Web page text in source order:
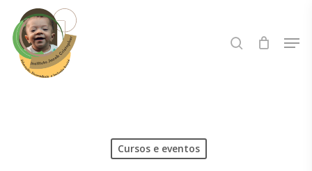
Skip
main
content
Cursos e eventos